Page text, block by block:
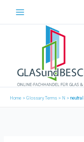
Inhalt
springen
Home > Glossary Terms > N >